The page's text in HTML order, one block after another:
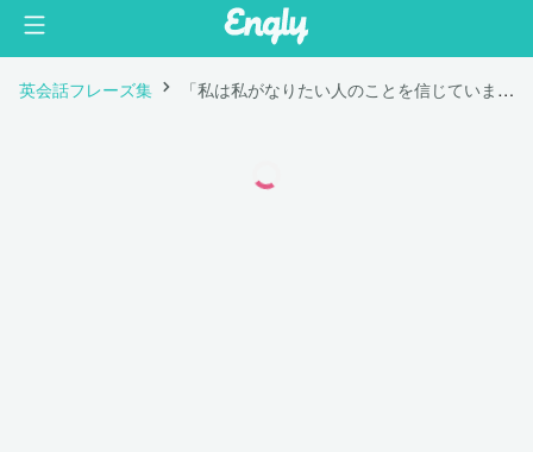
英会話フレーズ集 「私は私がなりたい人のことを信じています。」は英語で "I believe in the person I want to become."